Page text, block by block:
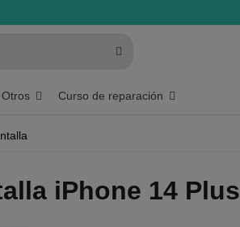
Otros Curso de reparación
iPhone 14 Plus